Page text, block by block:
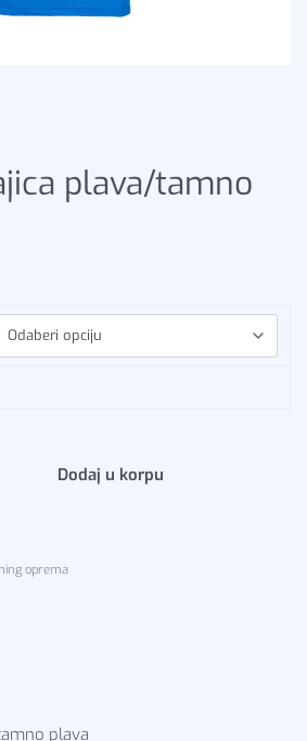
plava/tamno
Dodaj u korpu
oprema
plava